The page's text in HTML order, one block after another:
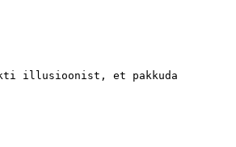
illusioonist, et pakkuda